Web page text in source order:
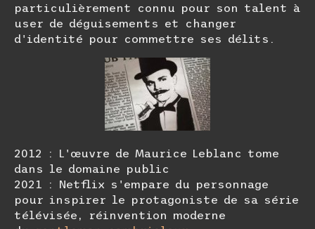
particulièrement connu pour son talent à
user de déguisements et changer
d'identité pour commettre ses délits.
2012 : L'œuvre de Maurice Leblanc tome
dans le domaine public
2021 : Netflix s'empare du personnage
pour inspirer le protagoniste de sa série
télévisée, réinvention moderne